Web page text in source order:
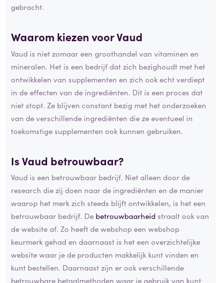
gebracht.
Waarom kiezen voor Vaud
Vaud is niet zomaar een groothandel van vitaminen en
mineralen. Het is een bedrijf dat zich bezighoudt met het
ontwikkelen van supplementen en zich ook echt verdiept
in de effecten van de ingrediënten. Dit is een proces dat
niet stopt. Ze blijven constant bezig met het onderzoeken
van de verschillende ingrediënten die ze eventueel in
toekomstige supplementen ook kunnen gebruiken.
Is Vaud betrouwbaar?
Vaud is een betrouwbaar bedrijf. Niet alleen door de
research die zij doen naar de ingrediënten en de manier
waarop het merk zich steeds blijft ontwikkelen, is het een
betrouwbaar bedrijf. De betrouwbaarheid straalt ook van
de website af. Zo heeft de webshop een webshop
keurmerk gehad en daarnaast is het een overzichtelijke
website waar je de producten makkelijk kunt vinden en
kunt bestellen. Daarnaast zijn er ook verschillende
betrouwbare betaalmethoden waar je gebruik van kunt